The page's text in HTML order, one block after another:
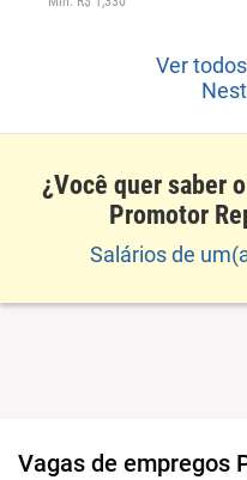
Ver
¿Você quer saber
Promotor
Salários de
Vagas de empregos